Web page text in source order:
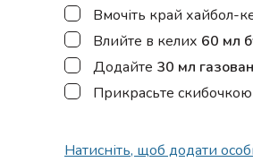
▢
Вмочіть край хайбол-
▢
Влийте в келих 60 мл
▢
Додайте 30 мл
▢
Прикрасьте
Натисніть, щоб додати